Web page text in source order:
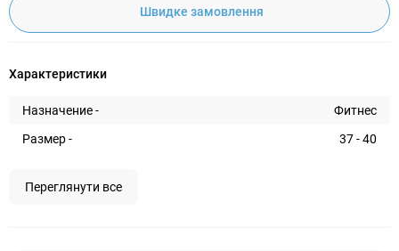
Швидке замовлення
Характеристики
Назначение -
Фитнес
Размер -
37 - 40
Переглянути все